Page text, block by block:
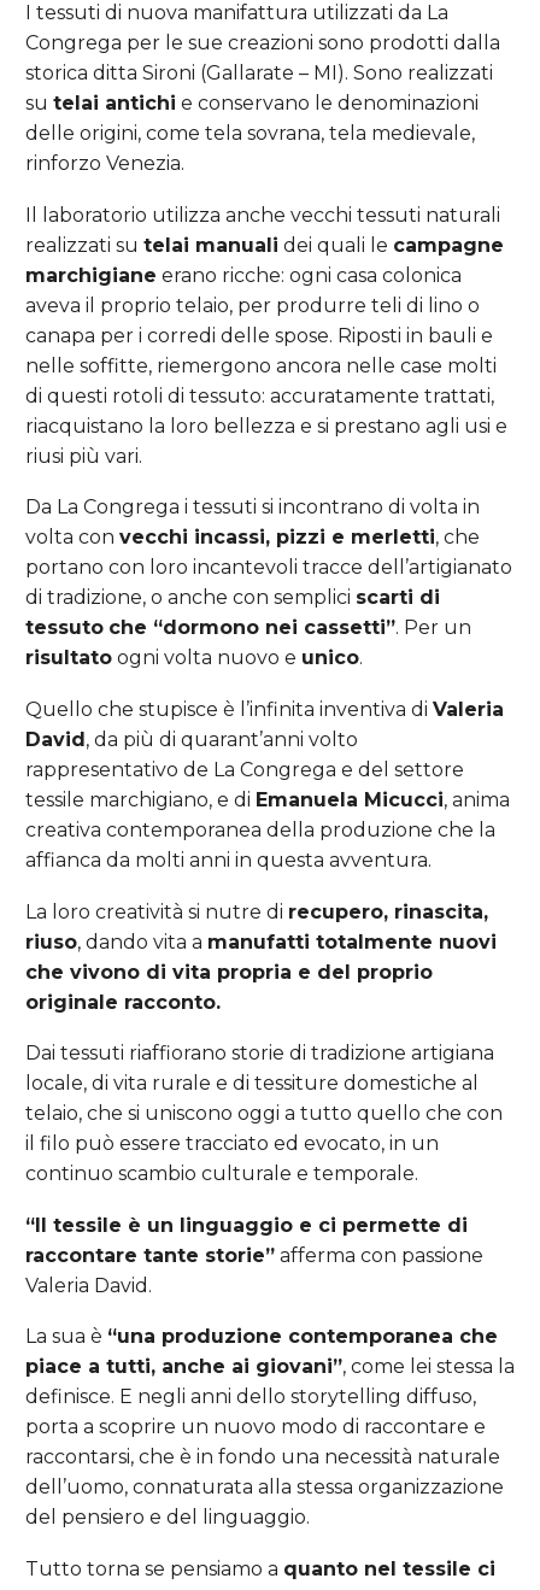
I tessuti di nuova manifattura utilizzati da La
Congrega per le sue creazioni sono prodotti dalla
storica ditta Sironi (Gallarate – MI). Sono realizzati
su telai antichi e conservano le denominazioni
delle origini, come tela sovrana, tela medievale,
rinforzo Venezia.
Il laboratorio utilizza anche vecchi tessuti naturali
realizzati su telai manuali dei quali le campagne
marchigiane erano ricche: ogni casa colonica
aveva il proprio telaio, per produrre teli di lino o
canapa per i corredi delle spose. Riposti in bauli e
nelle soffitte, riemergono ancora nelle case molti
di questi rotoli di tessuto: accuratamente trattati,
riacquistano la loro bellezza e si prestano agli usi e
riusi più vari.
Da La Congrega i tessuti si incontrano di volta in
volta con vecchi incassi, pizzi e merletti, che
portano con loro incantevoli tracce dell’artigianato
di tradizione, o anche con semplici scarti di
tessuto che “dormono nei cassetti”. Per un
risultato ogni volta nuovo e unico.
Quello che stupisce è l’infinita inventiva di Valeria
David, da più di quarant’anni volto
rappresentativo de La Congrega e del settore
tessile marchigiano, e di Emanuela Micucci, anima
creativa contemporanea della produzione che la
affianca da molti anni in questa avventura.
La loro creatività si nutre di recupero, rinascita,
riuso, dando vita a manufatti totalmente nuovi
che vivono di vita propria e del proprio
originale racconto.
Dai tessuti riaffiorano storie di tradizione artigiana
locale, di vita rurale e di tessiture domestiche al
telaio, che si uniscono oggi a tutto quello che con
il filo può essere tracciato ed evocato, in un
continuo scambio culturale e temporale.
“Il tessile è un linguaggio e ci permette di
raccontare tante storie” afferma con passione
Valeria David.
La sua è “una produzione contemporanea che
piace a tutti, anche ai giovani”, come lei stessa la
definisce. E negli anni dello storytelling diffuso,
porta a scoprire un nuovo modo di raccontare e
raccontarsi, che è in fondo una necessità naturale
dell’uomo, connaturata alla stessa organizzazione
del pensiero e del linguaggio.
Tutto torna se pensiamo a quanto nel tessile ci